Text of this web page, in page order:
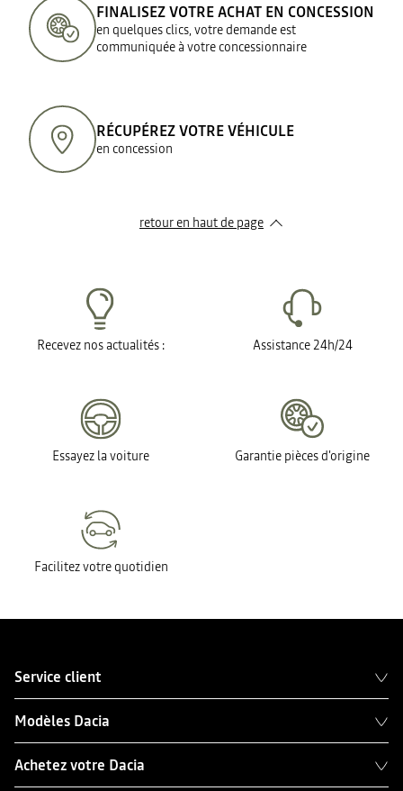
FINALISEZ VOTRE ACHAT EN CONCESSION
en quelques clics, votre demande est
communiquée à votre concessionnaire
RÉCUPÉREZ VOTRE VÉHICULE
en concession
retour en haut de page​
Recevez nos actualités : Assistance 24h/24
Essayez la voiture Garantie pièces d'origine
Facilitez votre quotidien
Service client
Modèles Dacia
Achetez votre Dacia